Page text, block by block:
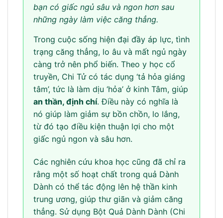
bạn có giấc ngủ sâu và ngon hơn sau
những ngày làm việc căng thẳng.
Trong cuộc sống hiện đại đầy áp lực, tình
trạng căng thẳng, lo âu và mất ngủ ngày
càng trở nên phổ biến. Theo y học cổ
truyền, Chi Tử có tác dụng ‘tả hỏa giáng
tâm’, tức là làm dịu ‘hỏa’ ở kinh Tâm, giúp
an thần, định chí. Điều này có nghĩa là
nó giúp làm giảm sự bồn chồn, lo lắng,
từ đó tạo điều kiện thuận lợi cho một
giấc ngủ ngon và sâu hơn.
Các nghiên cứu khoa học cũng đã chỉ ra
rằng một số hoạt chất trong quả Dành
Dành có thể tác động lên hệ thần kinh
trung ương, giúp thư giãn và giảm căng
thẳng. Sử dụng Bột Quả Dành Dành (Chi